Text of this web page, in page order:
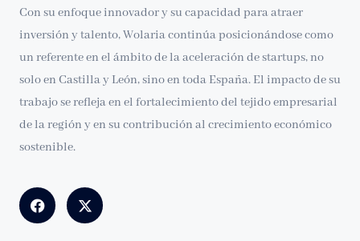
Con su enfoque innovador y su capacidad para atraer
inversión y talento, Wolaria continúa posicionándose como
un referente en el ámbito de la aceleración de startups, no
solo en Castilla y León, sino en toda España. El impacto de su
trabajo se refleja en el fortalecimiento del tejido empresarial
de la región y en su contribución al crecimiento económico
sostenible.